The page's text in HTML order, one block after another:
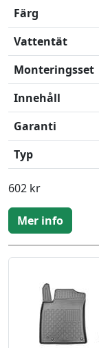
Färg
Vattentät
Monteringsset
Innehåll
Garanti
Typ
602 kr
Mer info